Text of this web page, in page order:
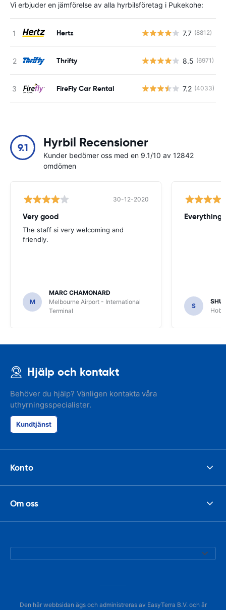
Vi erbjuder en jämförelse av alla hyrbilsföretag i Pukekohe:
Hertz 7.7 (8812)
Thrifty 8.5 (6971)
FireFly Car Rental 7.2 (4033)
9.1 Hyrbil Recensioner
Kunder bedömer oss med en 9.1/10 av 12842
omdömen
30-12-2020
Very good
The staff si very welcoming and
friendly.
M
MARC CHAMONARD
Melbourne Airport - International
Terminal
Everything
S
Hjälp och kontakt
Behöver du hjälp? Vänligen kontakta våra
uthyrningsspecialister.
Kundtjänst
Konto
Om oss
Den här webbsidan ägs och administreras av EasyTerra B.V. och är